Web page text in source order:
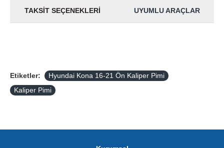
TAKSIT SEÇENEKLERI UYUMLU ARAÇLAR
Etiketler:
Hyundai Kona 16-21 Ön Kaliper Pimi
Kaliper Pimi